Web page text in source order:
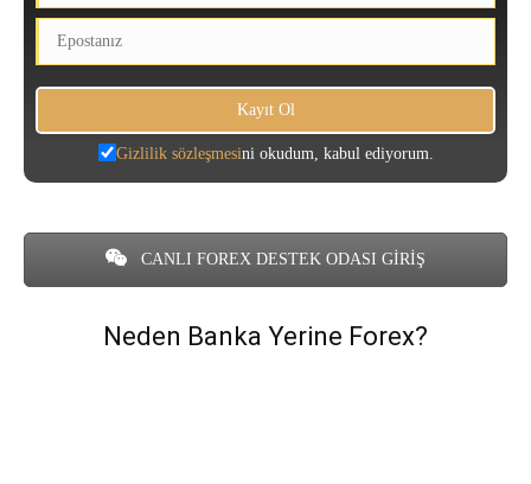
Gizlilik sözleşmesini okudum, kabul ediyorum.
CANLI FOREX DESTEK ODASI GİRİŞ
Neden Banka Yerine Forex?